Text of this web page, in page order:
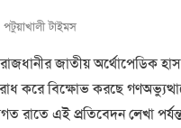
Author
পটুয়াখালী টাইমস
জাতীয় অর্থোপেডিক
করে বিক্ষোভ করছে
রাতে এই প্রতিবেদন লেখা